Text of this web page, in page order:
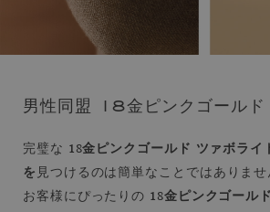
男性同盟 18金ピンクゴールド
完璧な 18金ピンクゴールド ツァボライ
を 見つけるのは簡単なことではありませ
お客様にぴったりの 18金ピンクゴール